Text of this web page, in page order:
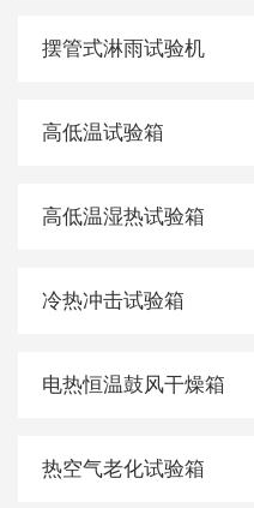
摆管式淋雨试验机
高低温试验箱
高低温湿热试验箱
冷热冲击试验箱
电热恒温鼓风干燥箱
热空气老化试验箱